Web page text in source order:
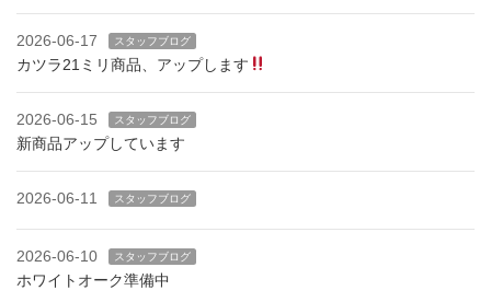
2026-06-17 スタッフブログ
カツラ21ミリ商品、アップします
2026-06-15 スタッフブログ
新商品アップしています
2026-06-11 スタッフブログ
2026-06-10 スタッフブログ
ホワイトオーク準備中